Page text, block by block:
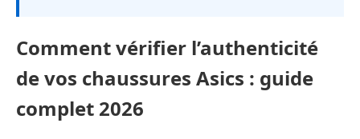
Comment vérifier l’authenticité
de vos chaussures Asics : guide
complet 2026